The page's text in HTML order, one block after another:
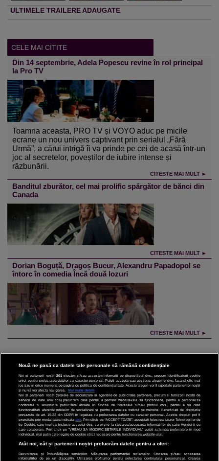
ULTIMELE TRAILERE ADAUGATE
CELE MAI CITITE
Din 14 septembrie, Adela Popescu revine în rol principal
la Pro TV
Toamna aceasta, PRO TV și VOYO aduc pe micile
ecrane un nou univers captivant prin serialul „Fără
Urmă”, a cărui intrigă îi va prinde pe cei de acasă într-un
joc al secretelor, poveștilor de iubire intense și
răzbunării.
CITESTE MAI MULT ►
Banditul zburător, cel mai prolific spărgător de bănci din
Canada
CITESTE MAI MULT ►
Dorian Boguță, Dragoș Bucur, Alexandru Papadopol se
întorc în comedia Încă două lozuri
CITESTE MAI MULT ►
CINEMA
DIVERTISMENT
STIRI
TEHNOLOGIE
SPORT
Nouă ne pasă ca datele tale personale să rămână confidențiale
Noi și partenerii noștri 201 stocăm și/sau accesăm informații pe dispozitivul dvs., precum identificatorii cookie
unici pentru prelucrarea datelor cu caracter personal. Puteți accepta sau gestiona alegerile dvs. făcând clic mai
jos sau în orice moment, pe pagina cu politica de confidențialitate. Aceste alegeri vor fi raportate partenerilor noștri
și nu vă vor afecta navigarea.
Mai multe detalii
Noi si partenerii nostri (retelele de socializare si agentiile de publicitate partenere, precum si furnizorii nostri de
servicii de date analitice) prelucram date pentru a permite website-ului sa functioneze, pentru a personaliza
continutul si anunturile publicitare afisate in functie de interesele si/sau profilul dvs., pentru a va oferi
functionalitati aferente retelelor de socializare si pentru a analiza traficul pe website. Beneficiati de drepturile
prevazute de art. 15-22 din GDPR in legatura cu prelucrarea datelor cu caracter personal. Aceste drepturi pot fi
exercitate prin modalitatea indicataaici . Prin click pe “ACCEPT TOATE”, acceptati folosirea tuturor Tehnologiilor de
tip Cookie, care implica inclusiv acceptul dvs. cu privire la stocarea/accesarea informatiilor de catre Vendor-ii cu
care colaboram. Prin click pe “VREAU SA MODIFIC SETARILE INDIVIDUAL” puteti schimba preferintele in mod
individual, mai putin cele legate de cookie strict necesare pentru functionarea website-ului.
Atât noi, cât și partenerii noștri prelucrăm datele pentru a oferi:
Dezvoltarea și îmbunătățirea serviciilor. Măsurarea performanței reclamelor. Stocarea și/sau accesarea
informațiilor de pe un dispozitiv. Utilizarea profilurilor pentru selectarea conținutului personalizat. Crearea